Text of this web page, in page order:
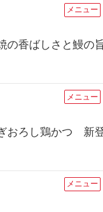
メニュー
の香ばしさと鰻の
メニュー
おろし鶏かつ 新
メニュー